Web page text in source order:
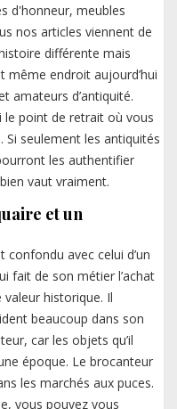
d'honneur, meubles
nos articles viennent de
différente mais
même endroit aujourd’hui
amateurs d’antiquité.
point de retrait où vous
seulement les antiquités
les authentifier
vaut vraiment.
et un
confondu avec celui d’un
fait de son métier l’achat
valeur historique. Il
beaucoup dans son
car les objets qu’il
époque. Le brocanteur
les marchés aux puces.
vous pouvez vous